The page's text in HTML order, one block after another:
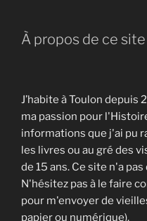
À propos de ce site
J’habite à Toulon
ma passion pour
informations que j'ai pu
les livres ou au gré des
de 15 ans. Ce site n'a
N'hésitez pas à le faire
pour m'envoyer de
papier ou numérique).